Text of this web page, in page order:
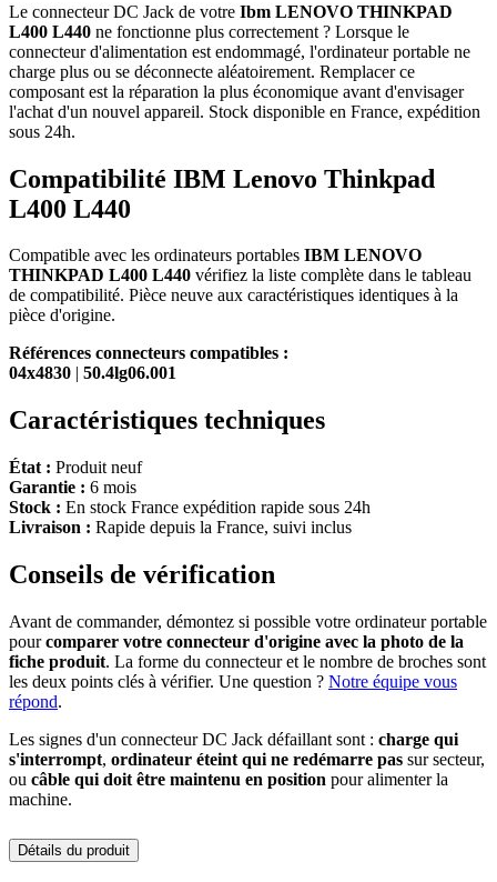
Le connecteur DC Jack de votre Ibm LENOVO THINKPAD
L400 L440 ne fonctionne plus correctement ? Lorsque le
connecteur d'alimentation est endommagé, l'ordinateur portable ne
charge plus ou se déconnecte aléatoirement. Remplacer ce
composant est la réparation la plus économique avant d'envisager
l'achat d'un nouvel appareil. Stock disponible en France, expédition
sous 24h.
Compatibilité IBM Lenovo Thinkpad
L400 L440
Compatible avec les ordinateurs portables IBM LENOVO
THINKPAD L400 L440 vérifiez la liste complète dans le tableau
de compatibilité. Pièce neuve aux caractéristiques identiques à la
pièce d'origine.
Références connecteurs compatibles :
04x4830 | 50.4lg06.001
Caractéristiques techniques
État : Produit neuf
Garantie : 6 mois
Stock : En stock France expédition rapide sous 24h
Livraison : Rapide depuis la France, suivi inclus
Conseils de vérification
Avant de commander, démontez si possible votre ordinateur portable
pourcomparer votre connecteur d'origine avec la photo de la
fiche produit. La forme du connecteur et le nombre de broches sont
les deux points clés à vérifier. Une question ? Notre équipe vous
répond.
Les signes d'un connecteur DC Jack défaillant sont : charge qui
s'interrompt, ordinateur éteint qui ne redémarre pas sur secteur,
ou câble qui doit être maintenu en position pour alimenter la
machine.
Détails du produit